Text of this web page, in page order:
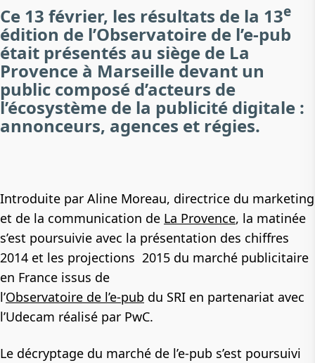
Ce 13 février, les résultats de la 13e
édition de l’Observatoire de l’e-pub
était présentés au siège de La
Provence à Marseille devant un
public composé d’acteurs de
l’écosystème de la publicité digitale :
annonceurs, agences et régies.
Introduite par Aline Moreau, directrice du marketing
et de la communication de La Provence, la matinée
s’est poursuivie avec la présentation des chiffres
2014 et les projections 2015 du marché publicitaire
en France issus de
l’Observatoire de l’e-pub du SRI en partenariat avec
l’Udecam réalisé par PwC.
Le décryptage du marché de l’e-pub s’est poursuivi